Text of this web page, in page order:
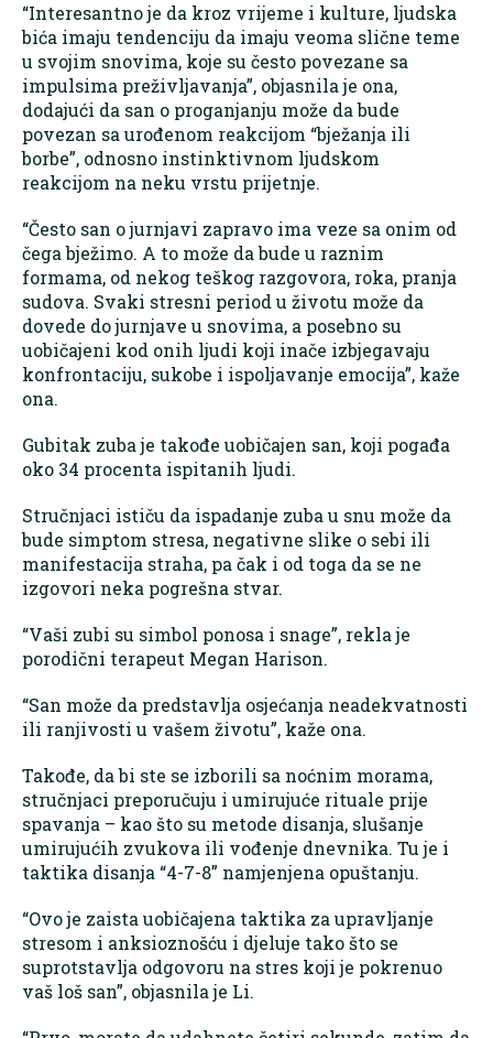
“Interesantno je da kroz vrijeme i kulture, ljudska
bića imaju tendenciju da imaju veoma slične teme
u svojim snovima, koje su često povezane sa
impulsima preživljavanja”, objasnila je ona,
dodajući da san o proganjanju može da bude
povezan sa urođenom reakcijom “bježanja ili
borbe”, odnosno instinktivnom ljudskom
reakcijom na neku vrstu prijetnje.
“Često san o jurnjavi zapravo ima veze sa onim od
čega bježimo. A to može da bude u raznim
formama, od nekog teškog razgovora, roka, pranja
sudova. Svaki stresni period u životu može da
dovede do jurnjave u snovima, a posebno su
uobičajeni kod onih ljudi koji inače izbjegavaju
konfrontaciju, sukobe i ispoljavanje emocija”, kaže
ona.
Gubitak zuba je takođe uobičajen san, koji pogađa
oko 34 procenta ispitanih ljudi.
Stručnjaci ističu da ispadanje zuba u snu može da
bude simptom stresa, negativne slike o sebi ili
manifestacija straha, pa čak i od toga da se ne
izgovori neka pogrešna stvar.
“Vaši zubi su simbol ponosa i snage”, rekla je
porodični terapeut Megan Harison.
“San može da predstavlja osjećanja neadekvatnosti
ili ranjivosti u vašem životu”, kaže ona.
Takođe, da bi ste se izborili sa noćnim morama,
stručnjaci preporučuju i umirujuće rituale prije
spavanja – kao što su metode disanja, slušanje
umirujućih zvukova ili vođenje dnevnika. Tu je i
taktika disanja “4-7-8” namjenjena opuštanju.
“Ovo je zaista uobičajena taktika za upravljanje
stresom i anksioznošću i djeluje tako što se
suprotstavlja odgovoru na stres koji je pokrenuo
vaš loš san”, objasnila je Li.